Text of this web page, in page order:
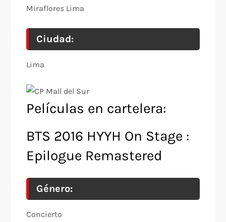
Miraflores Lima
Ciudad:
Lima
Películas en cartelera:
BTS 2016 HYYH On Stage :
Epilogue Remastered
Género:
Concierto